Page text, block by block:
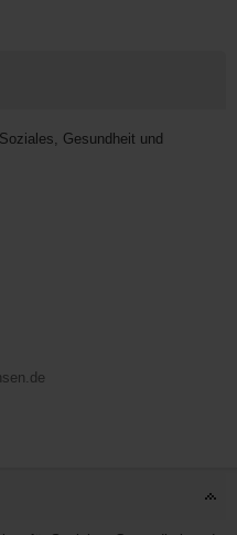
Gesundheit und